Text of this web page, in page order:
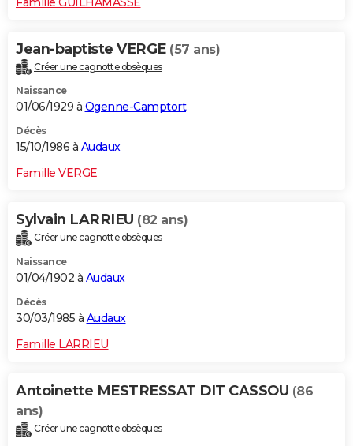
Jean-baptiste VERGE (57 ans)
Créer une cagnotte obsèques
Naissance
01/06/1929 à Ogenne-Camptort
Décès
15/10/1986 à Audaux
Famille VERGE
Sylvain LARRIEU (82 ans)
Créer une cagnotte obsèques
Naissance
01/04/1902 à Audaux
Décès
30/03/1985 à Audaux
Famille LARRIEU
Antoinette MESTRESSAT DIT CASSOU (86
ans)
Créer une cagnotte obsèques